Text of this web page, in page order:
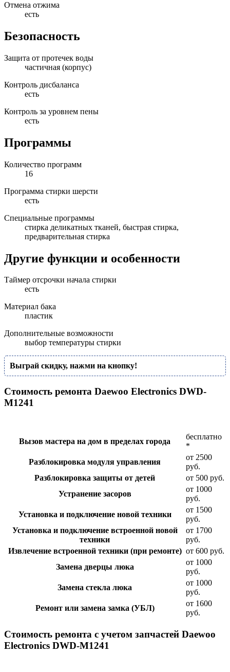
Отмена отжима
есть
Безопасность
Защита от протечек воды
частичная (корпус)
Контроль дисбаланса
есть
Контроль за уровнем пены
есть
Программы
Количество программ
16
Программа стирки шерсти
есть
Специальные программы
стирка деликатных тканей, быстрая стирка,
предварительная стирка
Другие функции и особенности
Таймер отсрочки начала стирки
есть
Материал бака
пластик
Дополнительные возможности
выбор температуры стирки
Выграй скидку, нажми на кнопку!
Стоимость ремонта Daewoo Electronics DWD-
M1241
Вызов мастера на дом в пределах города
бесплатно
*
Разблокировка модуля управления
от 2500
руб.
Разблокировка защиты от детей
от 500 руб.
Устранение засоров
от 1000
руб.
Установка и подключение новой техники
от 1500
руб.
Установка и подключение встроенной новой
техники
от 1700
руб.
Извлечение встроенной техники (при ремонте) от 600 руб.
Замена дверцы люка
от 1000
руб.
Замена стекла люка
от 1000
руб.
Ремонт или замена замка (УБЛ)
от 1600
руб.
Стоимость ремонта с учетом запчастей Daewoo
Electronics DWD-M1241